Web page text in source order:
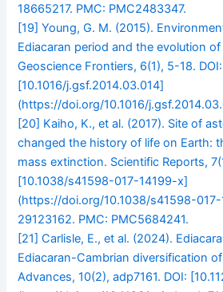
18665217. PMC: PMC2483347.
[19]Young, G. M. (2015).
Ediacaran period and the evolution of
Geoscience Frontiers, 6(1), 5-18. DOI:
[10.1016/j.gsf.2014.03.014]
(https://doi.org/10.1016/
[20] Kaiho, K., et al. (2017). Site of
changed the history of life on Earth:
mass extinction. Scientific Reports,
[10.1038/s41598-017-14199-x]
(https://doi.org/10.1038/s41598-017-
29123162. PMC: PMC5684241.
[21]Carlisle, E., et al. (2024).
Ediacaran-Cambrian diversification
Advances, 10(2), adp7161. DOI: